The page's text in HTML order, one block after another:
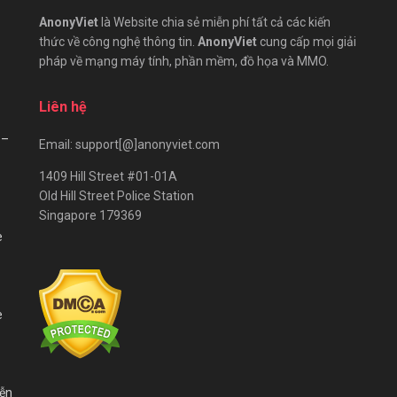
AnonyViet là Website chia sẻ miễn phí tất cả các kiến
thức về công nghệ thông tin. AnonyViet cung cấp mọi giải
pháp về mạng máy tính, phần mềm, đồ họa và MMO.
Liên hệ
Email: support[@]anonyviet.com
1409 Hill Street #01-01A
Old Hill Street Police Station
Singapore 179369